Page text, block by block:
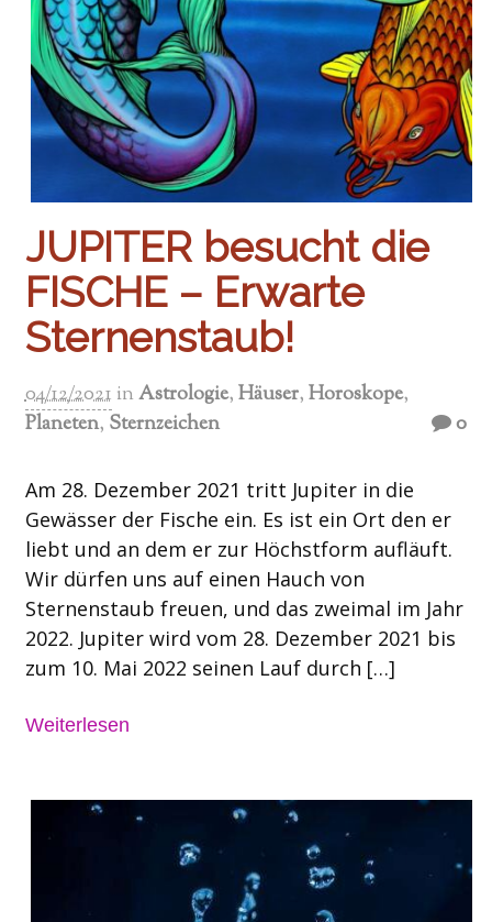
JUPITER besucht die
FISCHE – Erwarte
Sternenstaub!
04/12/2021 inAstrologie,Häuser,Horoskope,
Planeten, Sternzeichen 0
Am 28. Dezember 2021 tritt Jupiter in die
Gewässer der Fische ein. Es ist ein Ort den er
liebt und an dem er zur Höchstform aufläuft.
Wir dürfen uns auf einen Hauch von
Sternenstaub freuen, und das zweimal im Jahr
2022. Jupiter wird vom 28. Dezember 2021 bis
zum 10. Mai 2022 seinen Lauf durch […]
Weiterlesen